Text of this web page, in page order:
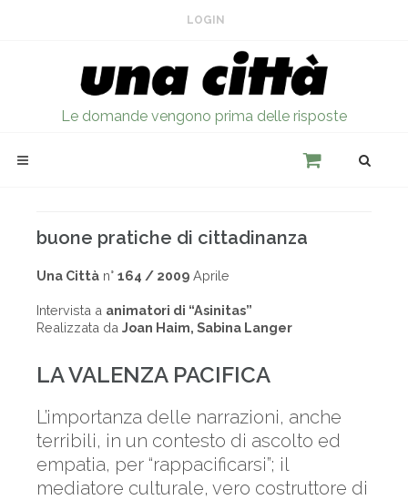
LOGIN
Le domande vengono prima delle risposte
buone pratiche di cittadinanza
Una Città n° 164 / 2009 Aprile
Intervista a animatori di “Asinitas”
Realizzata da Joan Haim, Sabina Langer
LA VALENZA PACIFICA
L’importanza delle narrazioni, anche
terribili, in un contesto di ascolto ed
empatia, per “rappacificarsi”; il
mediatore culturale, vero costruttore di